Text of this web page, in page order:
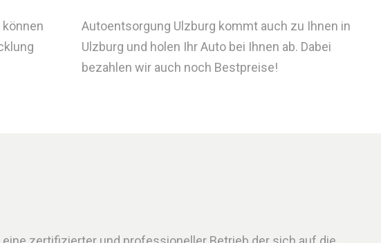
Autoentsorgung Ulzburg kommt auch zu Ihnen in
Ulzburg und holen Ihr Auto bei Ihnen ab. Dabei
bezahlen wir auch noch Bestpreise!